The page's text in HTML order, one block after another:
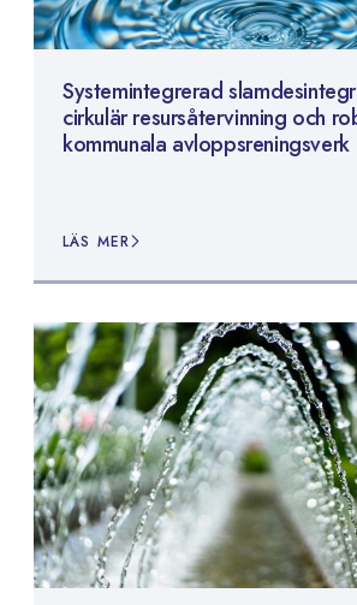
Systemintegrerad
cirkulär resursåtervinning och
kommunala avloppsreningsverk
LÄS MER